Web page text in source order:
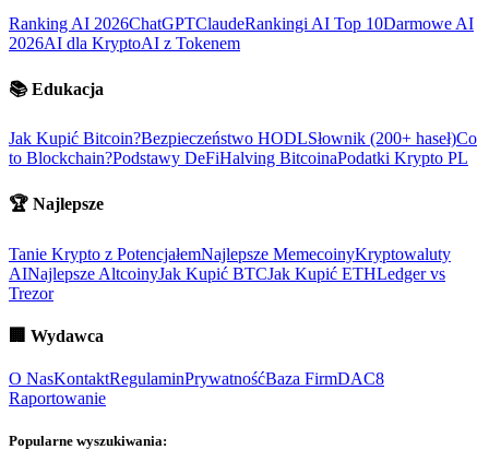
Ranking AI 2026ChatGPTClaudeRankingi AI Top 10Darmowe AI
2026AI dla KryptoAI z Tokenem
📚 Edukacja
Jak Kupić Bitcoin?Bezpieczeństwo HODLSłownik (200+ haseł)Co
to Blockchain?Podstawy DeFiHalving BitcoinaPodatki Krypto PL
🏆 Najlepsze
Tanie Krypto z PotencjałemNajlepsze MemecoinyKryptowaluty
AINajlepsze AltcoinyJak Kupić BTCJak Kupić ETHLedger vs
Trezor
🏢 Wydawca
O NasKontaktRegulaminPrywatnośćBaza FirmDAC8
Raportowanie
Popularne wyszukiwania: